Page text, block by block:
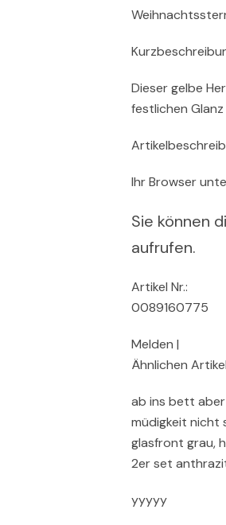
Dieser gelbe
festlichen
Ihr Browser
Sie können
aufrufen.
Artikel Nr.:
0089160775
Melden |
Ähnlichen
ab ins bett
müdigkeit nicht
glasfront grau,
2er set
yyyyy